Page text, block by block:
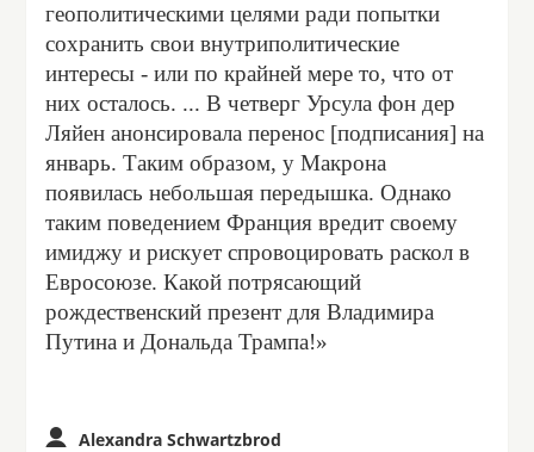
геополитическими целями ради попытки
сохранить свои внутриполитические
интересы - или по крайней мере то, что от
них осталось. ... В четверг Урсула фон дер
Ляйен анонсировала перенос [подписания] на
январь. Таким образом, у Макрона
появилась небольшая передышка. Однако
таким поведением Франция вредит своему
имиджу и рискует спровоцировать раскол в
Евросоюзе. Какой потрясающий
рождественский презент для Владимира
Путина и Дональда Трампа!»
Alexandra Schwartzbrod